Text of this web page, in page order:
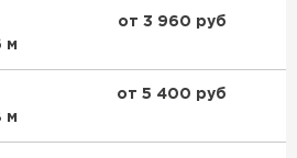
м
от 3 960 руб
м
от 5 400 руб